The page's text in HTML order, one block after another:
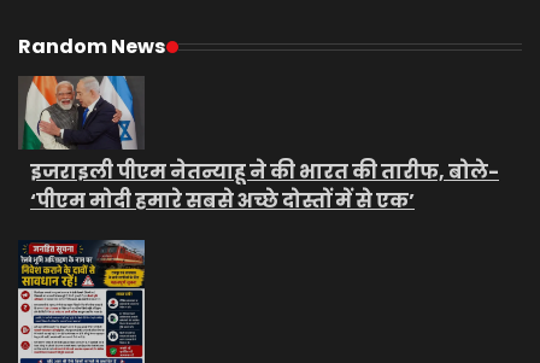
Random News
इजराइली पीएम नेतन्याहू ने की भारत की तारीफ, बोले-
‘पीएम मोदी हमारे सबसे अच्छे दोस्तों में से एक’